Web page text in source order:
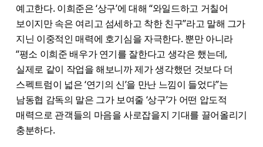
예고한다. 이희준은 ‘상구’에 대해 “와일드하고 거칠어
보이지만 속은 여리고 섬세하고 착한 친구”라고 말해 그가
지닌 이중적인 매력에 호기심을 자극한다. 뿐만 아니라
“평소 이희준 배우가 연기를 잘한다고 생각은 했는데,
실제로 같이 작업을 해보니까 제가 생각했던 것보다 더
스펙트럼이 넓은 ‘연기의 신’을 만난 느낌이 들었다”는
남동협 감독의 말은 그가 보여줄 ‘상구’가 어떤 압도적
매력으로 관객들의 마음을 사로잡을지 기대를 끌어올리기
충분하다.